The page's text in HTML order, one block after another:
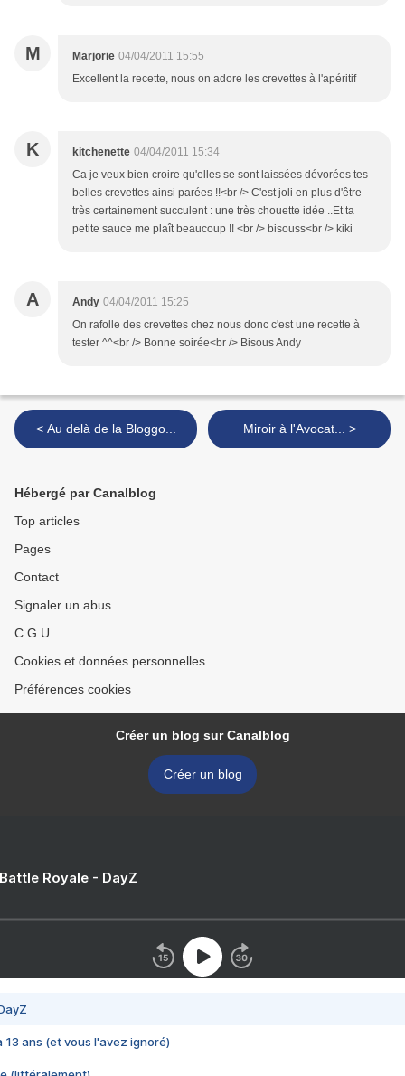
M Marjorie 04/04/2011 15:55
Excellent la recette, nous on adore les crevettes à l'apéritif
K kitchenette 04/04/2011 15:34
Ca je veux bien croire qu'elles se sont laissées dévorées tes
belles crevettes ainsi parées !!<br /> C'est joli en plus d'être
très certainement succulent : une très chouette idée ..Et ta
petite sauce me plaît beaucoup !! <br /> bisouss<br /> kiki
A Andy 04/04/2011 15:25
On rafolle des crevettes chez nous donc c'est une recette à
tester ^^<br /> Bonne soirée<br /> Bisous Andy
< Au delà de la Bloggo... Miroir à l'Avocat... >
Hébergé par Canalblog
Top articles
Pages
Contact
Signaler un abus
C.G.U.
Cookies et données personnelles
Préférences cookies
Créer un blog sur Canalblog
Créer un blog
Royale - DayZ
13 ans (et vous l'avez ignoré)